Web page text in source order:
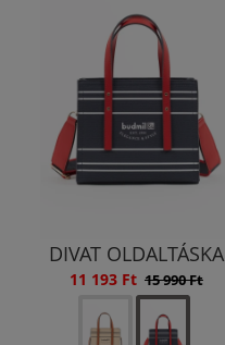
DIVAT OLDALTÁSKA
11 193 Ft 15 990 Ft